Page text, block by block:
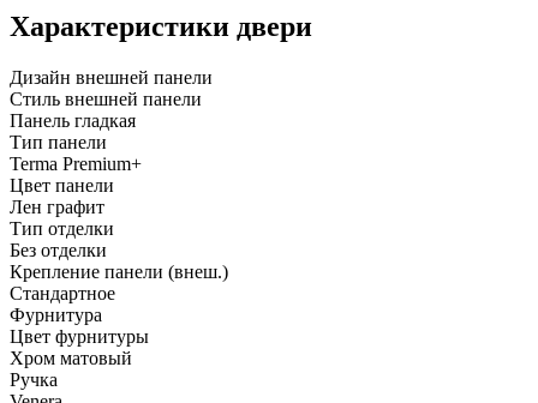
Характеристики двери
Дизайн внешней панели
Стиль внешней панели
Панель гладкая
Тип панели
Terma Premium+
Цвет панели
Лен графит
Тип отделки
Без отделки
Крепление панели (внеш.)
Стандартное
Фурнитура
Цвет фурнитуры
Хром матовый
Ручка